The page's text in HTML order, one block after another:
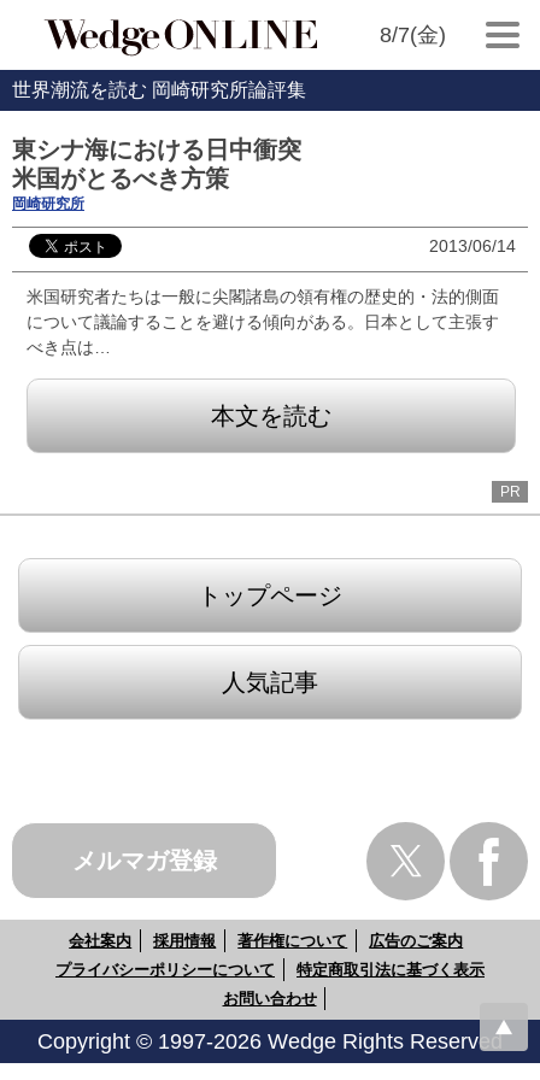
8/7(金)
世界潮流を読む 岡崎研究所論評集
東シナ海における日中衝突
米国がとるべき方策
岡崎研究所
2013/06/14
米国研究者たちは一般に尖閣諸島の領有権の歴史的・法的側面
について議論することを避ける傾向がある。日本として主張す
べき点は…
本文を読む
PR
トップページ
人気記事
メルマガ登録
会社案内 採用情報 著作権について
広告のご案内
プライバシーポリシーについて
特定商取引法に基づく表示
お問い合わせ
Copyright © 1997-2026 Wedge Rights Reserved